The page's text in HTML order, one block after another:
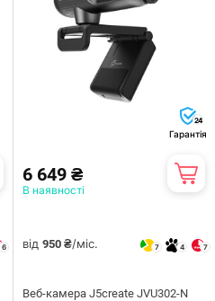
6
24
Гарантія
6 649 ₴
В наявності
від 950 ₴/міс. 7 4 7
Веб-камера J5create JVU302-N